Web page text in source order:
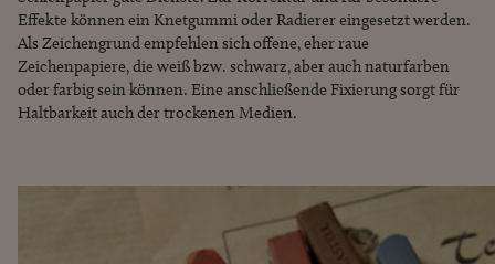
Effekte können ein Knetgummi oder Radierer eingesetzt werden.
Als Zeichengrund empfehlen sich offene, eher raue
Zeichenpapiere, die weiß bzw. schwarz, aber auch naturfarben
oder farbig sein können. Eine anschließende Fixierung sorgt für
Haltbarkeit auch der trockenen Medien.